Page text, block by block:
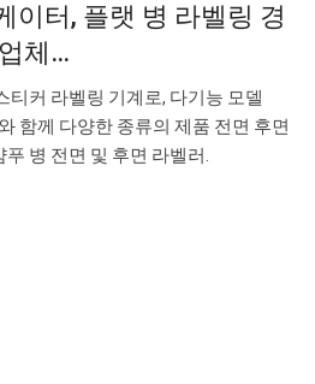
이터, 플랫 병 라벨링 경
체…
티커 라벨링 기계로, 다기능 모델
함께 다양한 종류의 제품 전면 후면
병 전면 및 후면 라벨러.